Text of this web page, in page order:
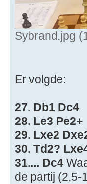
Sybrand.jpg
Er volgde:
27. Db1 Dc4
28. Le3 Pe2+
29. Lxe2
30. Td2?
31.... Dc4
de partij (2,5-